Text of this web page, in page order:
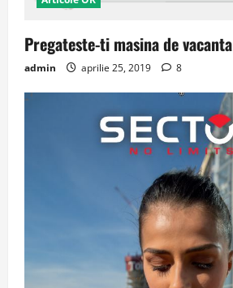
Pregateste-ti masina de vacanta
admin aprilie 25, 2019 8